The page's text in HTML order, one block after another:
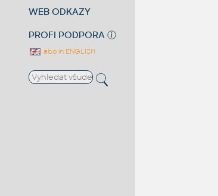
WEB ODKAZY
PROFI PODPORA ⓘ
also in ENGLISH